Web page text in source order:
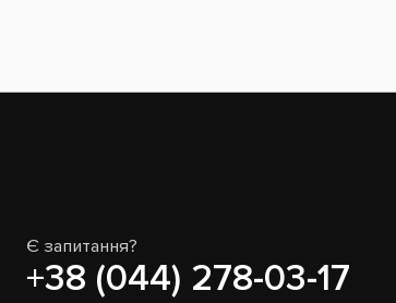
Є запитання?
+38 (044) 278-03-17